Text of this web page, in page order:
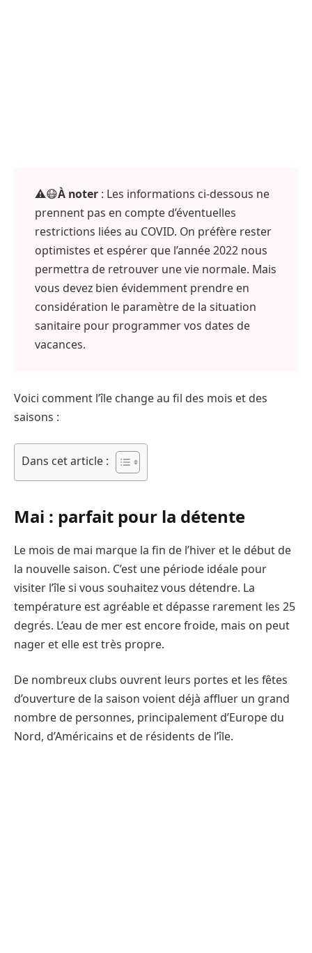
⚠️😷À noter : Les informations ci-dessous ne
prennent pas en compte d’éventuelles
restrictions liées au COVID. On préfère rester
optimistes et espérer que l’année 2022 nous
permettra de retrouver une vie normale. Mais
vous devez bien évidemment prendre en
considération le paramètre de la situation
sanitaire pour programmer vos dates de
vacances.
Voici comment l’île change au fil des mois et des
saisons :
Dans cet article :
Mai : parfait pour la détente
Le mois de mai marque la fin de l’hiver et le début de
la nouvelle saison. C’est une période idéale pour
visiter l’île si vous souhaitez vous détendre. La
température est agréable et dépasse rarement les 25
degrés. L’eau de mer est encore froide, mais on peut
nager et elle est très propre.
De nombreux clubs ouvrent leurs portes et les fêtes
d’ouverture de la saison voient déjà affluer un grand
nombre de personnes, principalement d’Europe du
Nord, d’Américains et de résidents de l’île.